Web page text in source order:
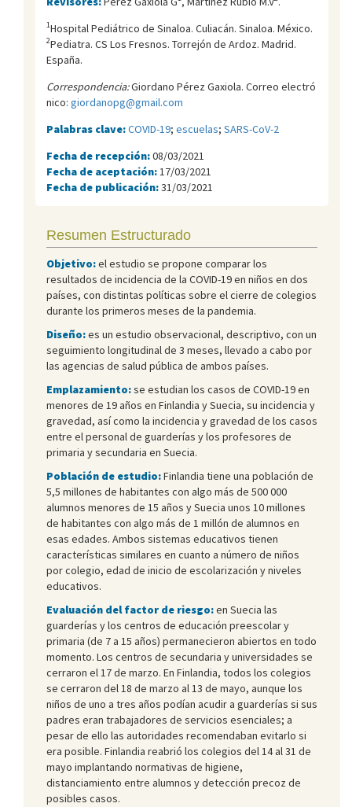
1Hospital Pediátrico de Sinaloa. Culiacán. Sinaloa. México.
2Pediatra. CS Los Fresnos. Torrejón de Ardoz. Madrid.
España.
Correspondencia:Giordano Pérez Gaxiola. Correo electró
nico: giordanopg@gmail.com
Palabras clave:COVID-19; escuelas; SARS-CoV-2
Fecha de recepción:08/03/2021
Fecha de aceptación: 17/03/2021
Fecha de publicación:31/03/2021
Resumen Estructurado
Objetivo:el estudio se propone comparar los
resultados de incidencia de la COVID-19 en niños en dos
países, con distintas políticas sobre el cierre de colegios
durante los primeros meses de la pandemia.
Diseño:es un estudio observacional, descriptivo, con un
seguimiento longitudinal de 3 meses, llevado a cabo por
las agencias de salud pública de ambos países.
Emplazamiento:se estudian los casos de COVID-19 en
menores de 19 años en Finlandia y Suecia, su incidencia y
gravedad, así como la incidencia y gravedad de los casos
entre el personal de guarderías y los profesores de
primaria y secundaria en Suecia.
Población de estudio:Finlandia tiene una población de
5,5 millones de habitantes con algo más de 500 000
alumnos menores de 15 años y Suecia unos 10 millones
de habitantes con algo más de 1 millón de alumnos en
esas edades. Ambos sistemas educativos tienen
características similares en cuanto a número de niños
por colegio, edad de inicio de escolarización y niveles
educativos.
Evaluación del factor de riesgo:en Suecia las
guarderías y los centros de educación preescolar y
primaria (de 7 a 15 años) permanecieron abiertos en todo
momento. Los centros de secundaria y universidades se
cerraron el 17 de marzo. En Finlandia, todos los colegios
se cerraron del 18 de marzo al 13 de mayo, aunque los
niños de uno a tres años podían acudir a guarderías si sus
padres eran trabajadores de servicios esenciales; a
pesar de ello las autoridades recomendaban evitarlo si
era posible. Finlandia reabrió los colegios del 14 al 31 de
mayo implantando normativas de higiene,
distanciamiento entre alumnos y detección precoz de
posibles casos.